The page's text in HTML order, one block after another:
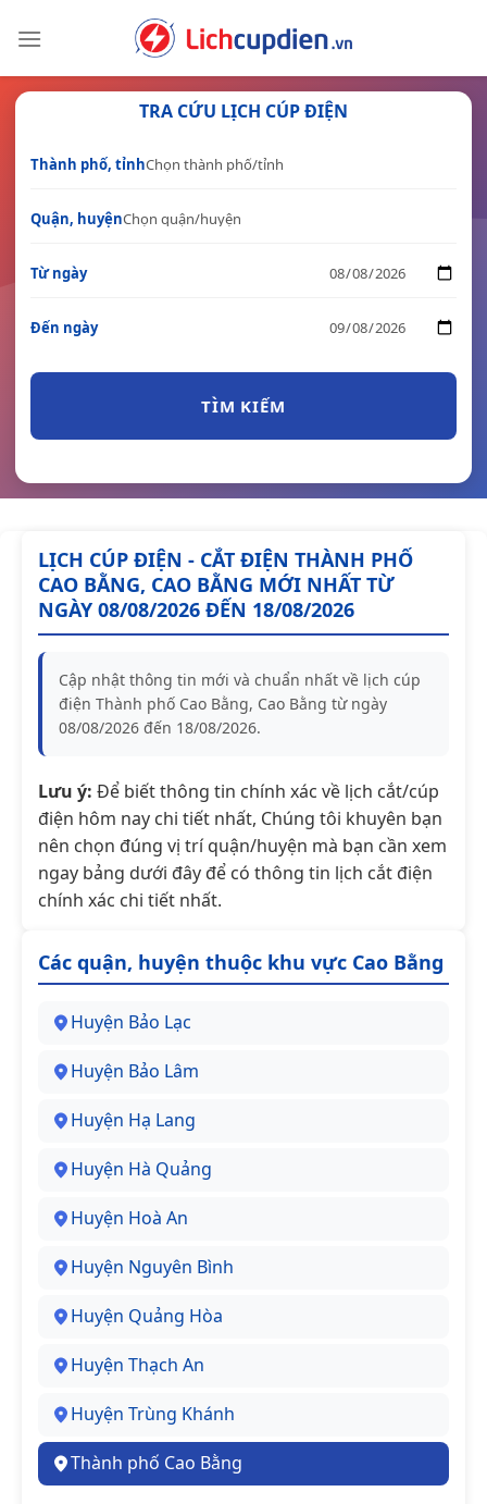
TRA CỨU LỊCH CÚP ĐIỆN
Thành phố, tỉnh
Quận, huyện
Từ ngày
Đến ngày
TÌM KIẾM
LỊCH CÚP ĐIỆN - CẮT ĐIỆN THÀNH PHỐ
CAO BẰNG, CAO BẰNG MỚI NHẤT TỪ
NGÀY 08/08/2026 ĐẾN 18/08/2026
Cập nhật thông tin mới và chuẩn nhất về lịch cúp
điện Thành phố Cao Bằng, Cao Bằng từ ngày
08/08/2026 đến 18/08/2026.
Lưu ý: Để biết thông tin chính xác về lịch cắt/cúp
điện hôm nay chi tiết nhất, Chúng tôi khuyên bạn
nên chọn đúng vị trí quận/huyện mà bạn cần xem
ngay bảng dưới đây để có thông tin lịch cắt điện
chính xác chi tiết nhất.
Các quận, huyện thuộc khu vực Cao Bằng
Huyện Bảo Lạc
Huyện Bảo Lâm
Huyện Hạ Lang
Huyện Hà Quảng
Huyện Hoà An
Huyện Nguyên Bình
Huyện Quảng Hòa
Huyện Thạch An
Huyện Trùng Khánh
Thành phố Cao Bằng